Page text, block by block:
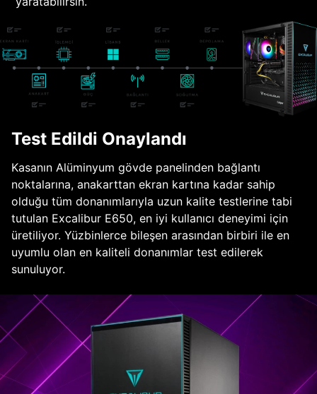
Test Edildi Onaylandı
Kasanın Alüminyum gövde panelinden bağlantı
noktalarına, anakarttan ekran kartına kadar sahip
olduğu tüm donanımlarıyla uzun kalite testlerine tabi
tutulan Excalibur E650, en iyi kullanıcı deneyimi için
üretiliyor. Yüzbinlerce bileşen arasından birbiri ile en
uyumlu olan en kaliteli donanımlar test edilerek
sunuluyor.